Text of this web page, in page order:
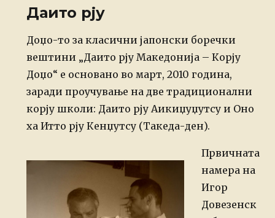
Даито рју
Posted
on
Доџо-то за класични јапонски боречки
вештини „Даито рју Македонија – Корју
Доџо“ е основано во март, 2010 година,
заради проучување на две традиционални
корју школи: Даито рју Аикиџуџутсу и Оно
ха Итто рју Кенџутсу (Такеда-ден).
Првичната
намера на
Игор
Довезенск